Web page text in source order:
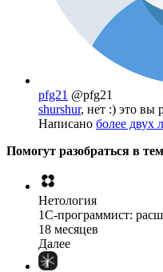
pfg21 @pfg21
shurshur, нет :) это вы
Написано более двух
Помогут разобраться в
Нетология
1C-программист:
18 месяцев
Далее